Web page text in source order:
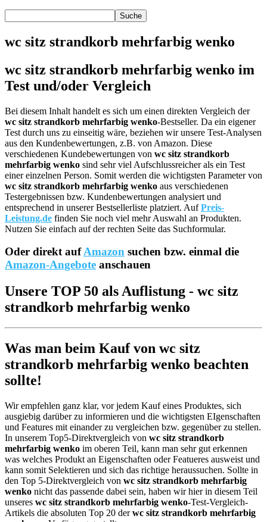
wc sitz strandkorb mehrfarbig wenko
wc sitz strandkorb mehrfarbig wenko im
Test und/oder Vergleich
Bei diesem Inhalt handelt es sich um einen direkten Vergleich der
wc sitz strandkorb mehrfarbig wenko-Bestseller. Da ein eigener
Test durch uns zu einseitig wäre, beziehen wir unsere Test-Analysen
aus den Kundenbewertungen, z.B. von Amazon. Diese
verschiedenen Kundebewertungen von wc sitz strandkorb
mehrfarbig wenko sind sehr viel Aufschlussreicher als ein Test
einer einzelnen Person. Somit werden die wichtigsten Parameter von
wc sitz strandkorb mehrfarbig wenko aus verschiedenen
Testergebnissen bzw. Kundenbewertungen analysiert und
entsprechend in unserer Bestsellerliste platziert. AufPreis-
Leistung.de finden Sie noch viel mehr Auswahl an Produkten.
Nutzen Sie einfach auf der rechten Seite das Suchformular.
Oder direkt aufAmazon suchen bzw. einmal die
Amazon-Angebote anschauen
Unsere TOP 50 als Auflistung - wc sitz
strandkorb mehrfarbig wenko
Was man beim Kauf von wc sitz
strandkorb mehrfarbig wenko beachten
sollte!
Wir empfehlen ganz klar, vor jedem Kauf eines Produktes, sich
ausgiebig darüber zu informieren und die wichtigsten EIgenschaften
und Features mit einander zu vergleichen bzw. gegenüber zu stellen.
In unserem Top5-Direktvergleich von wc sitz strandkorb
mehrfarbig wenko im oberen Teil, kann man sehr gut erkennen
was welches Produkt an Eigenschaften oder Featueres ausweist und
kann somit Selektieren und sich das richtige heraussuchen. Sollte in
den Top 5-Direktvergleich von wc sitz strandkorb mehrfarbig
wenko nicht das passende dabei sein, haben wir hier in diesem Teil
unseres wc sitz strandkorb mehrfarbig wenko-Test-Vergleich-
Artikels die absoluten Top 20 derwc sitz strandkorb mehrfarbig